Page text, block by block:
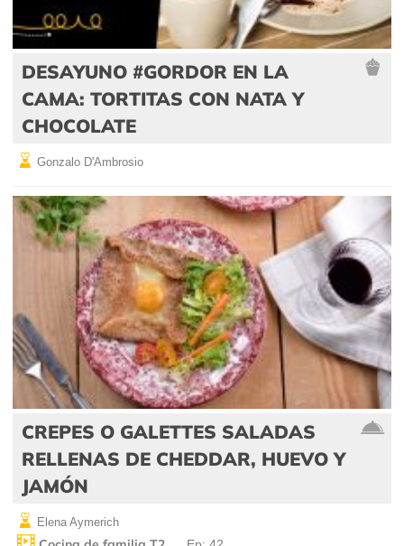
DESAYUNO #GORDOR EN LA
CAMA: TORTITAS CON NATA Y
CHOCOLATE
Gonzalo D'Ambrosio
CREPES O GALETTES SALADAS
RELLENAS DE CHEDDAR, HUEVO Y
JAMÓN
Elena Aymerich